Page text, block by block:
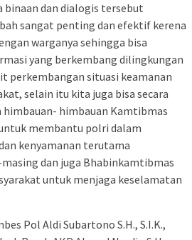
binaan dan dialogis tersebut
sangat penting dan efektif kerena
warganya sehingga bisa
yang berkembang dilingkungan
perkembangan situasi keamanan
selain itu kita juga bisa secara
himbauan Kamtibmas
membantu polri dalam
kenyamanan terutama
dan juga Bhabinkamtibmas
untuk menjaga keselamatan
Pol Aldi Subartono S.H., S.I.K.,